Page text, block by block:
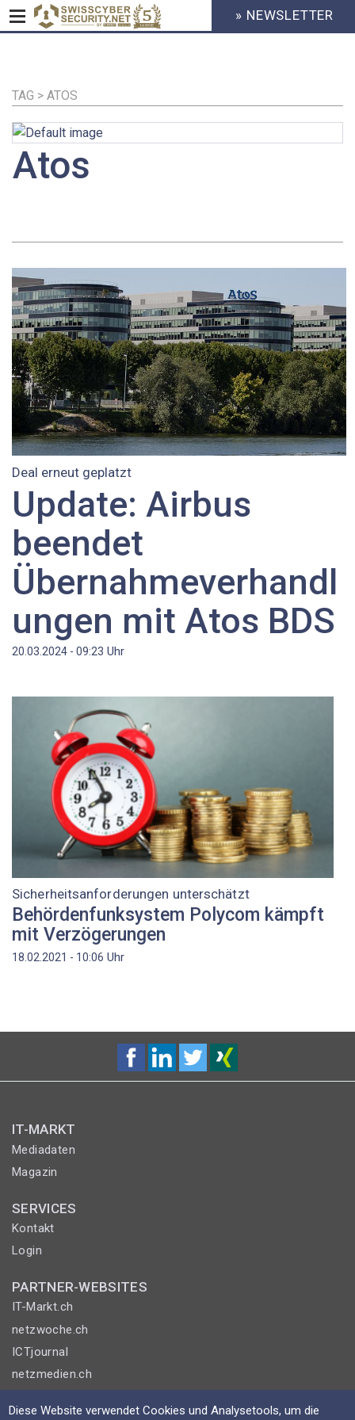
Inhalt
HEADER
MENU
» NEWSLETTER
TAG > ATOS
Atos
Deal erneut geplatzt
Update: Airbus
beendet
Übernahmeverhandl
ungen mit Atos BDS
20.03.2024 - 09:23 Uhr
Sicherheitsanforderungen unterschätzt
Behördenfunksystem Polycom kämpft
mit Verzögerungen
18.02.2021 - 10:06 Uhr
IT-MARKT
Mediadaten
Magazin
SERVICES
Kontakt
Login
PARTNER-WEBSITES
IT-Markt.ch
netzwoche.ch
ICTjournal
netzmedien.ch
© NETZMEDIEN AG 2026
Diese Website verwendet Cookies und Analysetools, um die